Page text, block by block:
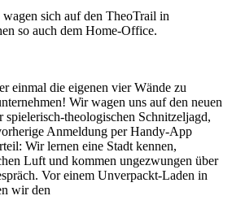
sich auf den TheoTrail in
so auch dem Home-Office.
einmal die eigenen vier Wände zu
Wir wagen uns auf den neuen
theologischen Schnitzeljagd,
Anmeldung per Handy-App
Wir lernen eine Stadt kennen,
Luft und kommen ungezwungen über
Vor einem Unverpackt-Laden in
wir den